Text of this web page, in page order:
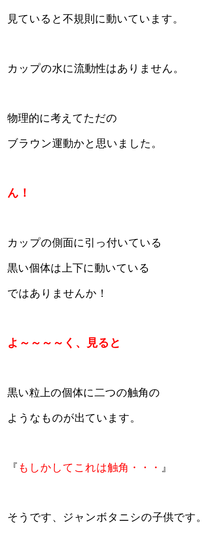
見ていると不規則に動いています。
カップの水に流動性はありません。
物理的に考えてただの
ブラウン運動かと思いました。
ん！
カップの側面に引っ付いている
黒い個体は上下に動いている
ではありませんか！
よ～～～～く、見ると
黒い粒上の個体に二つの触角の
ようなものが出ています。
『 もしかしてこれは触角・・・ 』
そうです、ジャンボタニシの子供です。